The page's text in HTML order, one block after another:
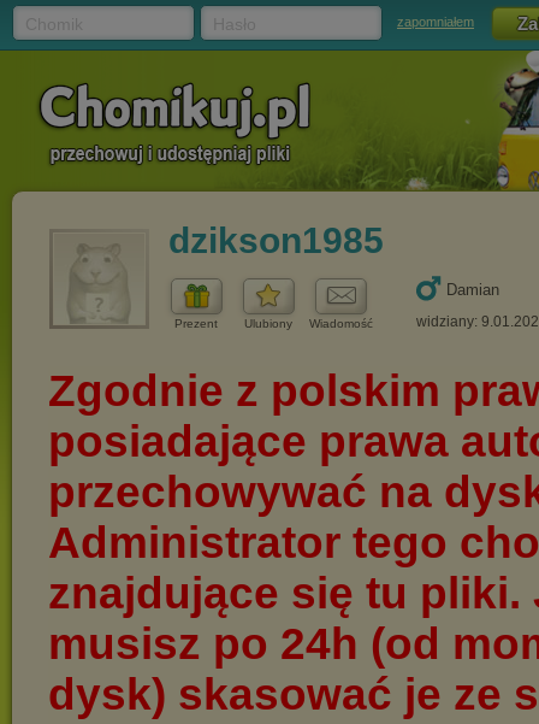
zapomniałem
dzikson1985
Prezent Ulubiony Wiadomość
Damian
widziany: